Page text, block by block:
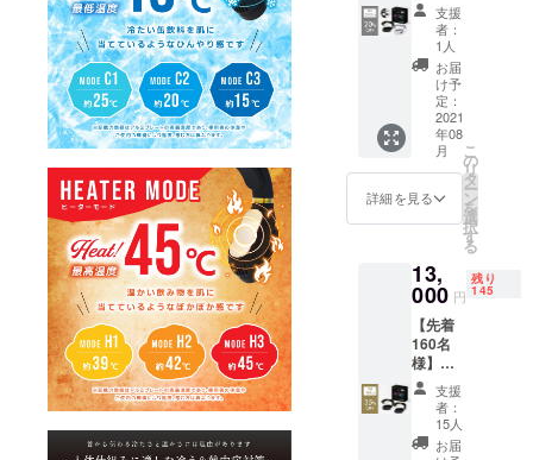
兼保証
書(日本
語）×1
※仕様・
デザイ
ンにつ
いて予
告なく
変更に
合がご
ざいま
ご支援
を頂け
たこと
によ
り、量
産体制
を整え
ること
ができ
たまし
→7,000
円(税
込・送
料込)
【希望
小売価
10,000
円の
30%OF
F】 ・
ワイ
ト）×1
USB
ケーブ
ル×1 ・
説明書
兼保証
書(日本
語）×1
オフ』
ZALAX
Y首掛け
冷温機
×1 ■限
定5000
名様
■ZALA
XY首掛
け冷温
機（カ
ラー ホ
or ブ
ラッ
ク）×1
■CAMP
FIRE限
定特別
価格(早
→8,000
円(税
支援
者：
1人
お届
け予
定：
2021
年08
月
詳細を見る
こ
の
リ
タ
ー
ン
を
選
択
す
る
13,
000 円
残り
145
【先着
160名
様】
『35％
オフ』
ZALAX
Y首掛け
支援
者：
15人
お届